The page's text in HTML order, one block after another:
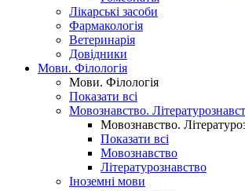
Лікарські засоби
Фармакологія
Ветеринарія
Довідники
Мови. Філологія
Мови. Філологія
Показати всі
Мовознавство.
Мовознавство.
Показати всі
Мовознавство
Літературознавство
Іноземні мови